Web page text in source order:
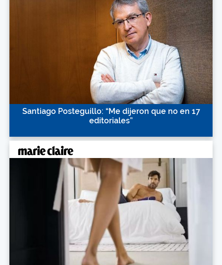
Santiago Posteguillo: “Me dijeron que no en 17
editoriales”